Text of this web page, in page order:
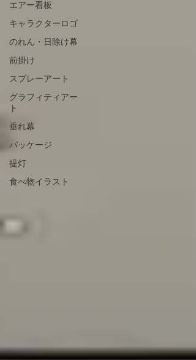
エアー看板
キャラクターロゴ
のれん・日除け幕
前掛け
スプレーアート
グラフィティアー
ト
垂れ幕
パッケージ
提灯
食べ物イラスト